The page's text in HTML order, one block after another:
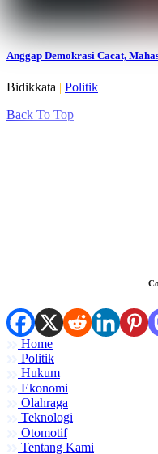
Anggap Demokrasi Cacat,
Bidikkata | Politik
Back To Top
Home
Politik
Hukum
Ekonomi
Olahraga
Teknologi
Otomotif
Tentang Kami